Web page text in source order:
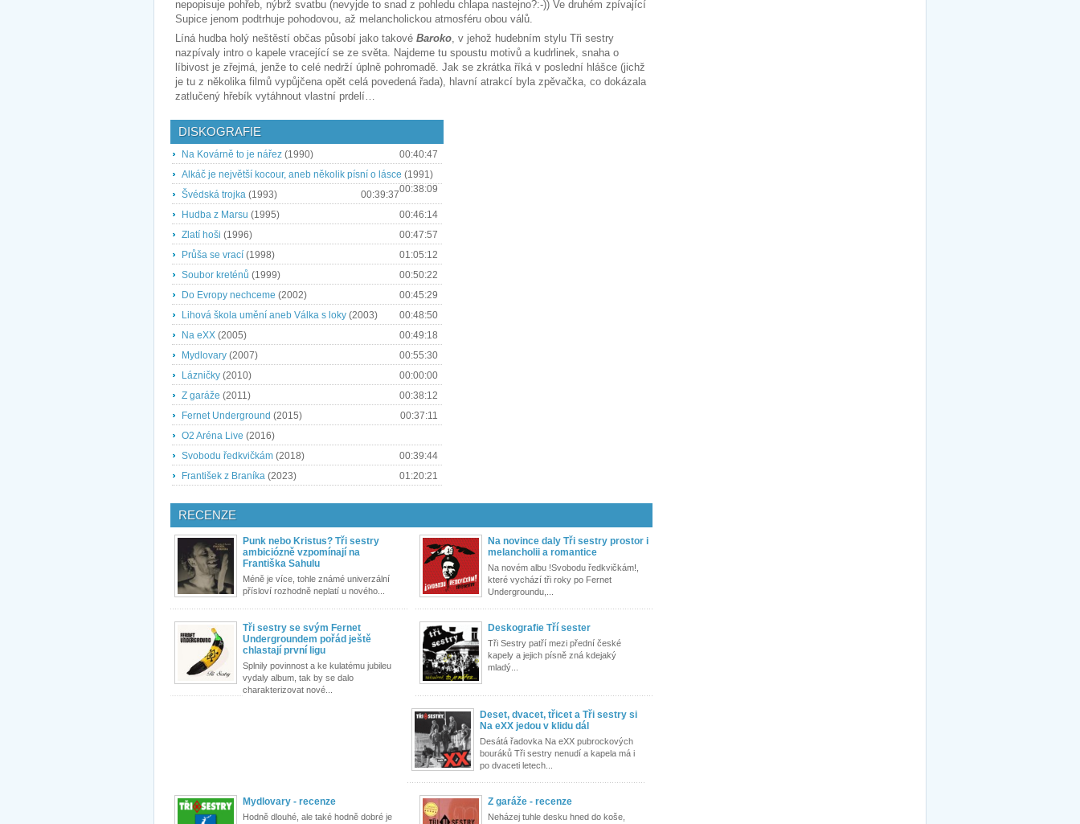
nepopisuje pohřeb, nýbrž svatbu (nevyjde to snad z pohledu chlapa nastejno?:-)) Ve druhém zpívající
Supice jenom podtrhuje pohodovou, až melancholickou atmosféru obou válů.
Líná hudba holý neštěstí občas působí jako takové Baroko, v jehož hudebním stylu Tři sestry
nazpívaly intro o kapele vracející se ze světa. Najdeme tu spoustu motivů a kudrlinek, snaha o
líbivost je zřejmá, jenže to celé nedrží úplně pohromadě. Jak se zkrátka říká v poslední hlášce (jichž
je tu z několika filmů vypůjčena opět celá povedená řada), hlavní atrakcí byla zpěvačka, co dokázala
zatlučený hřebík vytáhnout vlastní prdelí…
DISKOGRAFIE
Na Kovárně to je nářez (1990)
00:40:47
Alkáč je největší kocour, aneb několik písní o lásce (1991)
00:38:09
Švédská trojka (1993)
00:39:37
Hudba z Marsu (1995)
00:46:14
Zlatí hoši (1996)
00:47:57
Průša se vrací (1998)
01:05:12
Soubor kreténů (1999)
00:50:22
Do Evropy nechceme (2002)
00:45:29
Lihová škola umění aneb Válka s loky (2003)
00:48:50
Na eXX (2005)
00:49:18
Mydlovary (2007)
00:55:30
Lázničky (2010)
00:00:00
Z garáže (2011)
00:38:12
Fernet Underground (2015)
00:37:11
O2 Aréna Live (2016)
Svobodu ředkvičkám (2018)
00:39:44
František z Braníka (2023) 01:20:21
RECENZE
Punk nebo Kristus? Tři sestry
ambiciózně vzpomínají na
Františka Sahulu
Méně je více, tohle známé univerzální
přísloví rozhodně neplatí u nového...
Na novince daly Tři sestry prostor i
melancholii a romantice
Na novém albu !Svobodu ředkvičkám!,
které vychází tři roky po Fernet
Undergroundu,...
Tři sestry se svým Fernet
Undergroundem pořád ještě
chlastají první ligu
Splnily povinnost a ke kulatému jubileu
vydaly album, tak by se dalo
charakterizovat nové...
Deskografie Tří sester
Tři Sestry patří mezi přední české
kapely a jejich písně zná kdejaký
mladý...
Deset, dvacet, třicet a Tři sestry si
Na eXX jedou v klidu dál
Desátá řadovka Na eXX pubrockových
bouráků Tři sestry nenudí a kapela má i
po dvaceti letech...
Z garáže - recenze
Neházej tuhle desku hned do koše,
Mydlovary - recenze
Hodně dlouhé, ale také hodně dobré je